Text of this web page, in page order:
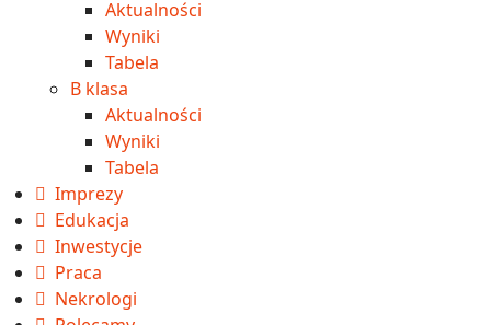
Aktualności
Wyniki
Tabela
B klasa
Aktualności
Wyniki
Tabela
Imprezy
Edukacja
Inwestycje
Praca
Nekrologi